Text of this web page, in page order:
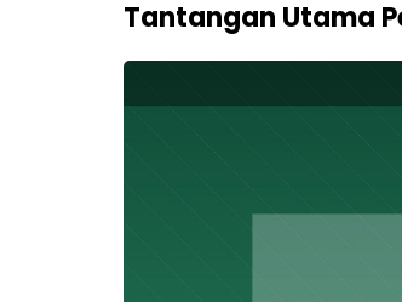
Tantangan Utama